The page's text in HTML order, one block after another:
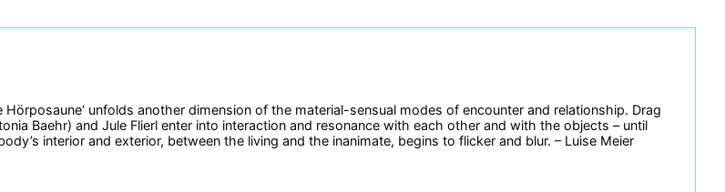
Hörposaune‘ unfolds another dimension of the material-sensual modes of encounter and relationship. Drag
Baehr) and Jule Flierl enter into interaction and resonance with each other and with the objects – until
interior and exterior, between the living and the inanimate, begins to flicker and blur. – Luise Meier